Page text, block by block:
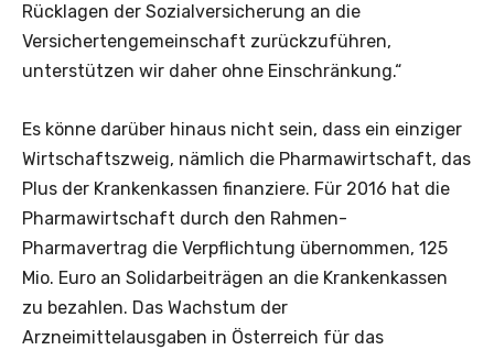
Rücklagen der Sozialversicherung an die
Versichertengemeinschaft zurückzuführen,
unterstützen wir daher ohne Einschränkung.“
Es könne darüber hinaus nicht sein, dass ein einziger
Wirtschaftszweig, nämlich die Pharmawirtschaft, das
Plus der Krankenkassen finanziere. Für 2016 hat die
Pharmawirtschaft durch den Rahmen-
Pharmavertrag die Verpflichtung übernommen, 125
Mio. Euro an Solidarbeiträgen an die Krankenkassen
zu bezahlen. Das Wachstum der
Arzneimittelausgaben in Österreich für das